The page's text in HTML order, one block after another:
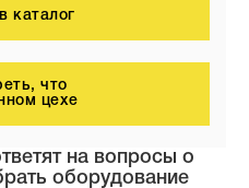
каталог
что
цехе
на вопросы о
оборудование